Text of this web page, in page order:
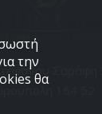
Σαράφη
την
θα